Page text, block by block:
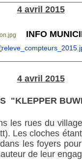
4 avril 2015
INFO
4 avril 2015
"KLEPPER
les rues du
Les cloches
les foyers
de leur